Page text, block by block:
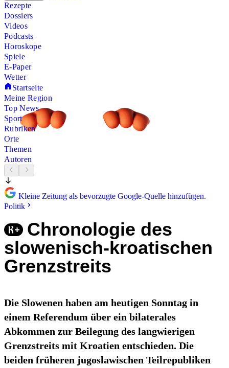
Rezepte
Dossiers
Videos
Podcasts
Horoskope
Spiele
E-Paper
Wetter
Startseite
Meine Region
Top News
Sport
Rubriken
Orte
Themen
Autoren
Kleine Zeitung als bevorzugte Google-Quelle hinzufügen.
Politik
Chronologie des
slowenisch-kroatischen
Grenzstreits
Die Slowenen haben am heutigen Sonntag in
einem Referendum über ein bilaterales
Abkommen zur Beilegung des langwierigen
Grenzstreits mit Kroatien entschieden. Die
beiden früheren jugoslawischen Teilrepubliken